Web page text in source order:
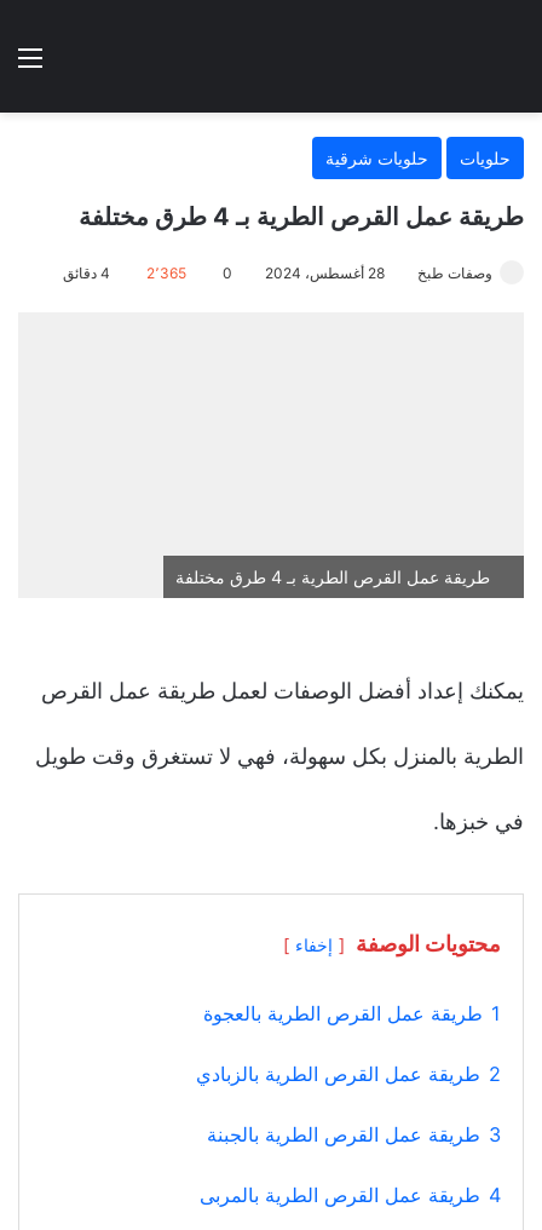
الوضع
حلويات حلويات شرقية
طريقة عمل القرص الطرية بـ 4 طرق مختلفة
وصفات طبخ 28 أغسطس، 2024 0 2٬365
طريقة عمل القرص الطرية بـ 4 طرق مختلفة
يمكنك إعداد أفضل الوصفات لعمل طريقة عمل القرص
الطرية بالمنزل بكل سهولة، فهي لا تستغرق وقت طويل
في خبزها.
محتويات الوصفة إخفاء
1 طريقة عمل القرص الطرية بالعجوة
2 طريقة عمل القرص الطرية بالزبادي
3 طريقة عمل القرص الطرية بالجبنة
4 طريقة عمل القرص الطرية بالمربى